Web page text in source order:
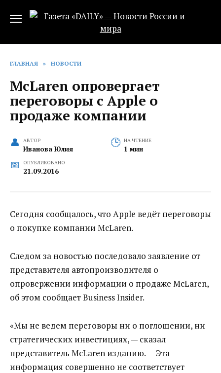
ГЛАВНАЯ » НОВОСТИ
McLaren опровергает
переговоры с Apple о
продаже компании
АВТОР
Иванова Юлия
НА ЧТЕНИЕ
1 мин
ОПУБЛИКОВАНО
21.09.2016
Сегодня сообщалось, что Apple ведёт переговоры
о покупке компании McLaren.
Следом за новостью последовало заявление от
представителя автопроизводителя о
опровержении информации о продаже McLaren,
об этом сообщает Business Insider.
«Мы не ведем переговоры ни о поглощении, ни
стратегических инвестициях, — сказал
представитель McLaren изданию. — Эта
информация совершенно не соответствует